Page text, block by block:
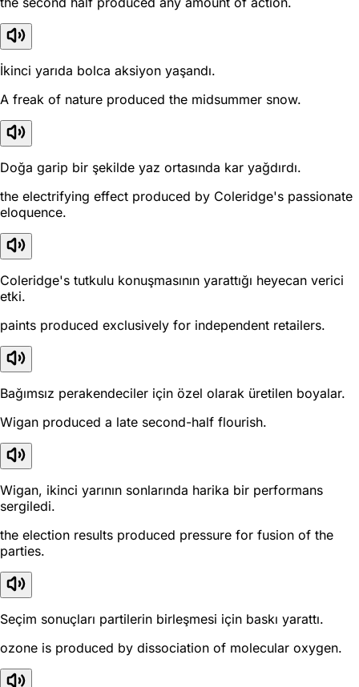
İkinci yarıda bolca aksiyon yaşandı.
A freak of nature produced the midsummer snow.
Doğa garip bir şekilde yaz ortasında kar yağdırdı.
the electrifying effect produced by Coleridge's passionate
eloquence.
Coleridge's tutkulu konuşmasının yarattığı heyecan verici
etki.
paints produced exclusively for independent retailers.
Bağımsız perakendeciler için özel olarak üretilen boyalar.
Wigan produced a late second-half flourish.
Wigan, ikinci yarının sonlarında harika bir performans
sergiledi.
the election results produced pressure for fusion of the
parties.
Seçim sonuçları partilerin birleşmesi için baskı yarattı.
ozone is produced by dissociation of molecular oxygen.